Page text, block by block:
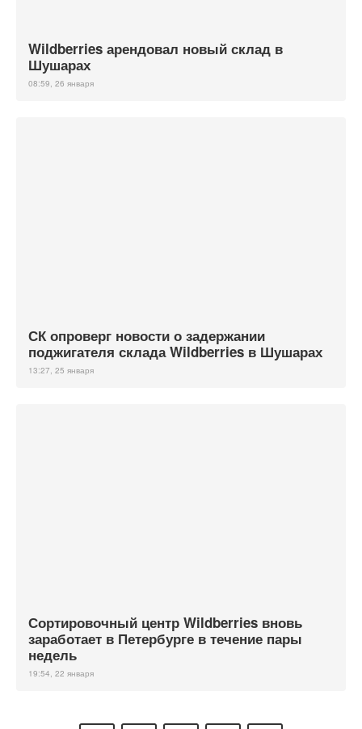
Wildberries арендовал новый склад в
Шушарах
08:59, 26 января
СК опроверг новости о задержании
поджигателя склада Wildberries в Шушарах
13:27, 25 января
Сортировочный центр Wildberries вновь
заработает в Петербурге в течение пары
недель
19:54, 22 января